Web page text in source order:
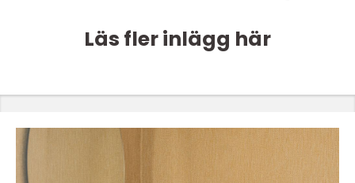
Läs fler inlägg här